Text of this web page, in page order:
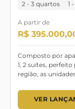
2 - 3 quartos 1
A partir de
R$
Composto por
1, 2 suítes,
região, as
VER